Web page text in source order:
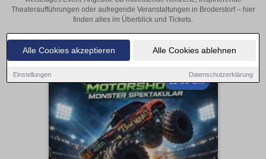
Alle Cookies akzeptieren Alle Cookies ablehnen
Einstellungen Datenschutzerklärung
Theateraufführungen oder aufregende Veranstaltungen in Broderstorf – hier
finden alles im Überblick und Tickets.
11:00 Uhr